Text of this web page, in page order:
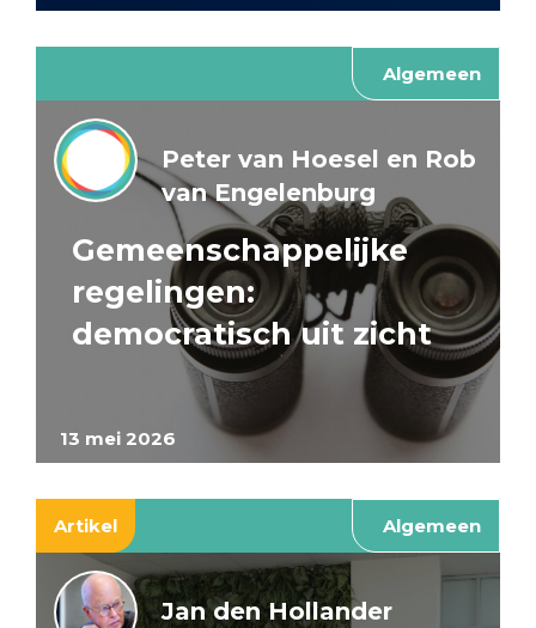
Algemeen
13 mei 2026
Peter van Hoesel en Rob
van Engelenburg
Gemeenschappelijke
regelingen:
democratisch uit zicht
Artikel Algemeen
Jan den Hollander